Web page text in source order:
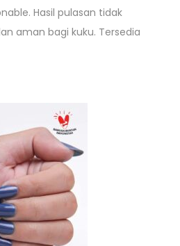
Hasil pulasan tidak
aman bagi kuku. Tersedia